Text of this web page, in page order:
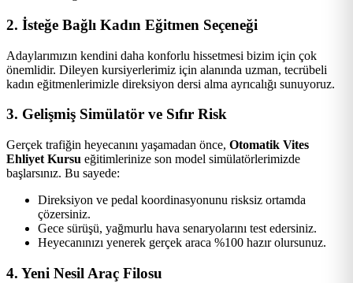
2. İsteğe Bağlı Kadın Eğitmen Seçeneği
Adaylarımızın kendini daha konforlu hissetmesi bizim için çok
önemlidir. Dileyen kursiyerlerimiz için alanında uzman, tecrübeli
kadın eğitmenlerimizle direksiyon dersi alma ayrıcalığı sunuyoruz.
3. Gelişmiş Simülatör ve Sıfır Risk
Gerçek trafiğin heyecanını yaşamadan önce, Otomatik Vites
Ehliyet Kursu eğitimlerinize son model simülatörlerimizde
başlarsınız. Bu sayede:
Direksiyon ve pedal koordinasyonunu risksiz ortamda
çözersiniz.
Gece sürüşü, yağmurlu hava senaryolarını test edersiniz.
Heyecanınızı yenerek gerçek araca %100 hazır olursunuz.
4. Yeni Nesil Araç Filosu